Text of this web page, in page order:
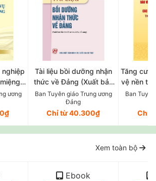
nghiệp
cán
sở)
hai)
ương
Tài liệu bồi dưỡng nhận
thức về Đảng (Xuất bản
lần thứ 20 có sửa chữa,
bổ sung)
Ban Tuyên giáo Trung ương
Đảng
Chỉ từ 40.300₫
Tăng
vệ nền
Đảng,
thù
Nghị
Ban
Chỉ
Xem toàn bộ
Ebook